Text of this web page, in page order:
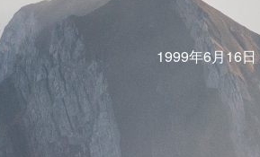
1999年6月16